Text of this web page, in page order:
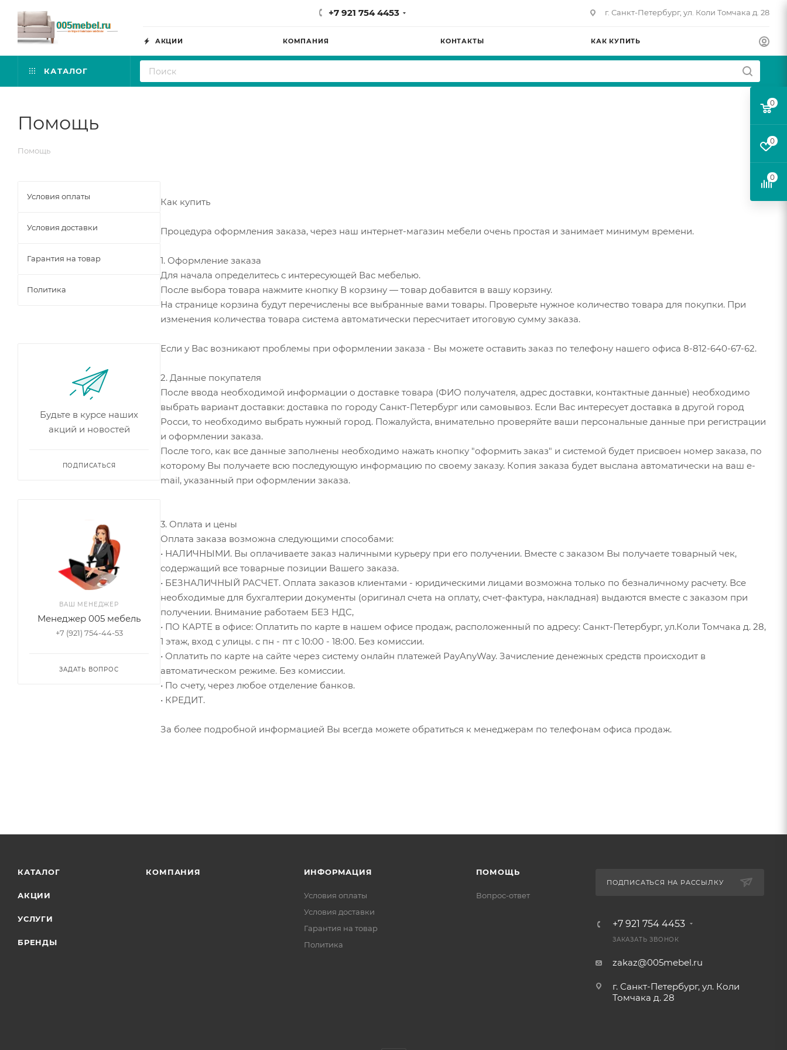
+7 921 754 4453 г. Санкт-Петербург, ул. Коли Томчака д. 28
АКЦИИ КОМПАНИЯ КОНТАКТЫ КАК КУПИТЬ
КАТАЛОГ
Помощь
Помощь
Как купить
Процедура оформления заказа, через наш интернет-магазин мебели очень простая и занимает минимум времени.
1. Оформление заказа
Для начала определитесь с интересующей Вас мебелью.
После выбора товара нажмите кнопку В корзину — товар добавится в вашу корзину.
На странице корзина будут перечислены все выбранные вами товары. Проверьте нужное количество товара для покупки. При
изменения количества товара система автоматически пересчитает итоговую сумму заказа.
Если у Вас возникают проблемы при оформлении заказа - Вы можете оставить заказ по телефону нашего офиса 8-812-640-67-62.
2. Данные покупателя
После ввода необходимой информации о доставке товара (ФИО получателя, адрес доставки, контактные данные) необходимо
выбрать вариант доставки: доставка по городу Санкт-Петербург или самовывоз. Если Вас интересует доставка в другой город
Росси, то необходимо выбрать нужный город. Пожалуйста, внимательно проверяйте ваши персональные данные при регистрации
и оформлении заказа.
После того, как все данные заполнены необходимо нажать кнопку "оформить заказ" и системой будет присвоен номер заказа, по
которому Вы получаете всю последующую информацию по своему заказу. Копия заказа будет выслана автоматически на ваш e-
mail, указанный при оформлении заказа.
3. Оплата и цены
Оплата заказа возможна следующими способами:
• НАЛИЧНЫМИ. Вы оплачиваете заказ наличными курьеру при его получении. Вместе с заказом Вы получаете товарный чек,
содержащий все товарные позиции Вашего заказа.
• БЕЗНАЛИЧНЫЙ РАСЧЕТ. Оплата заказов клиентами - юридическими лицами возможна только по безналичному расчету. Все
необходимые для бухгалтерии документы (оригинал счета на оплату, счет-фактура, накладная) выдаются вместе с заказом при
получении. Внимание работаем БЕЗ НДС,
• ПО КАРТЕ в офисе: Оплатить по карте в нашем офисе продаж, расположенный по адресу: Санкт-Петербург, ул.Коли Томчака д. 28,
1 этаж, вход с улицы. с пн - пт с 10:00 - 18:00. Без комиссии.
• Оплатить по карте на сайте через систему онлайн платежей PayAnyWay. Зачисление денежных средств происходит в
автоматическом режиме. Без комиссии.
• По счету, через любое отделение банков.
• КРЕДИТ.
За более подробной информацией Вы всегда можете обратиться к менеджерам по телефонам офиса продаж.
Условия оплаты
Условия доставки
Гарантия на товар
Политика
Будьте в курсе наших
акций и новостей
ПОДПИСАТЬСЯ
ВАШ МЕНЕДЖЕР
Менеджер 005 мебель
+7 (921) 754-44-53
ЗАДАТЬ ВОПРОС
КАТАЛОГ
АКЦИИ
УСЛУГИ
БРЕНДЫ
КОМПАНИЯ ИНФОРМАЦИЯ
Условия оплаты
Условия доставки
Гарантия на товар
Политика
ПОМОЩЬ
Вопрос-ответ
ПОДПИСАТЬСЯ НА РАССЫЛКУ
+7 921 754 4453
ЗАКАЗАТЬ ЗВОНОК
zakaz@005mebel.ru
г. Санкт-Петербург, ул. Коли
Томчака д. 28
0
0
0